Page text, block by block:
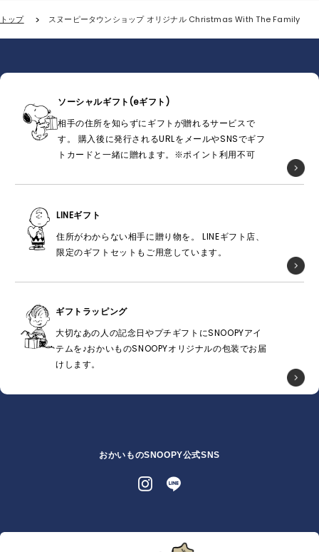
トップ スヌーピータウンショップ オリジナル Christmas With The Family
ソーシャルギフト(eギフト)
相手の住所を知らずにギフトが贈れるサービスで
す。 購入後に発行されるURLをメールやSNSでギフ
トカードと一緒に贈れます。※ポイント利用不可
LINEギフト
住所がわからない相手に贈り物を。 LINEギフト店、
限定のギフトセットもご用意しています。
ギフトラッピング
大切なあの人の記念日やプチギフトにSNOOPYアイ
テムを♪おかいものSNOOPYオリジナルの包装でお届
けします。
おかいものSNOOPY公式SNS